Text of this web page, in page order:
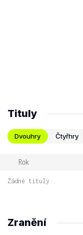
Tituly
Dvouhry Čtyřhry
Rok
Žádné tituly
Zranění